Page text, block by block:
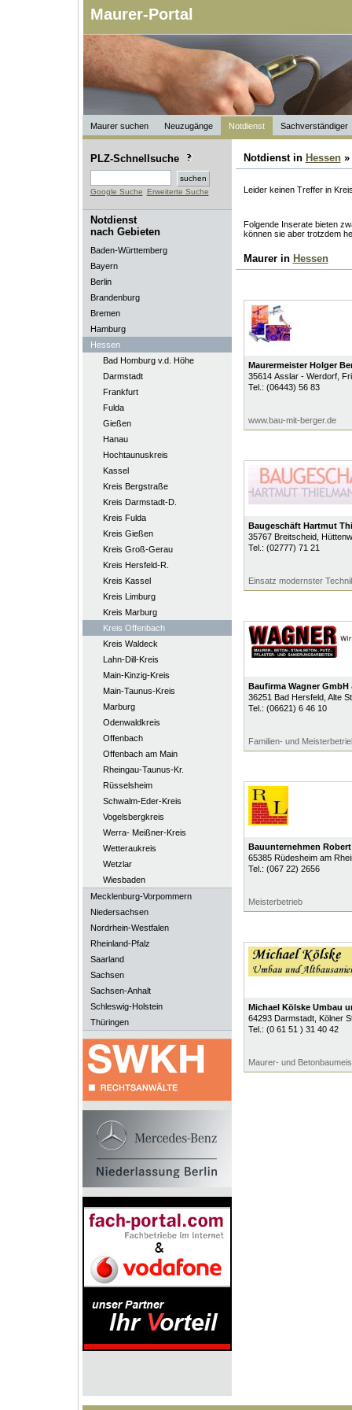
Maurer-Portal
Maurer suchen Neuzugänge Notdienst Sachverständiger
PLZ-Schnellsuche
Google Suche Erweiterte Suche
Notdienst
nach Gebieten
Baden-Württemberg
Bayern
Berlin
Brandenburg
Bremen
Hamburg
Hessen
Bad Homburg v.d. Höhe
Darmstadt
Frankfurt
Fulda
Gießen
Hanau
Hochtaunuskreis
Kassel
Kreis Bergstraße
Kreis Darmstadt-D.
Kreis Fulda
Kreis Gießen
Kreis Groß-Gerau
Kreis Hersfeld-R.
Kreis Kassel
Kreis Limburg
Kreis Marburg
Kreis Offenbach
Kreis Waldeck
Lahn-Dill-Kreis
Main-Kinzig-Kreis
Main-Taunus-Kreis
Marburg
Odenwaldkreis
Offenbach
Offenbach am Main
Rheingau-Taunus-Kr.
Rüsselsheim
Schwalm-Eder-Kreis
Vogelsbergkreis
Werra- Meißner-Kreis
Wetteraukreis
Wetzlar
Wiesbaden
Mecklenburg-Vorpommern
Niedersachsen
Nordrhein-Westfalen
Rheinland-Pfalz
Saarland
Sachsen
Sachsen-Anhalt
Schleswig-Holstein
Thüringen
Notdienst in Hessen»
Leider keinen Treffer in
Folgende Inserate bieten
können sie aber trotzdem
Maurer in Hessen
Maurermeister Holger
35614 Asslar - Werdorf,
Tel.: (06443) 56 83
www.bau-mit-berger.de
Baugeschäft Hartmut
35767 Breitscheid,
Tel.: (02777) 71 21
Einsatz modernster
Baufirma Wagner GmbH
36251 Bad Hersfeld, Alte
Tel.: (06621) 6 46 10
Familien- und
Bauunternehmen
65385 Rüdesheim am
Tel.: (067 22) 2656
Meisterbetrieb
Michael Kölske Umbau
64293 Darmstadt, Kölner
Tel.: (0 61 51 ) 31 40 42
Maurer- und